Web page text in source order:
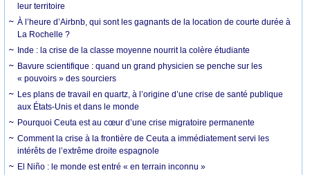
leur territoire
À l’heure d’Airbnb, qui sont les gagnants de la location de courte durée à
La Rochelle ?
Inde : la crise de la classe moyenne nourrit la colère étudiante
Bavure scientifique : quand un grand physicien se penche sur les
« pouvoirs » des sourciers
Les plans de travail en quartz, à l’origine d’une crise de santé publique
aux États-Unis et dans le monde
Pourquoi Ceuta est au cœur d’une crise migratoire permanente
Comment la crise à la frontière de Ceuta a immédiatement servi les
intérêts de l’extrême droite espagnole
El Niño : le monde est entré « en terrain inconnu »